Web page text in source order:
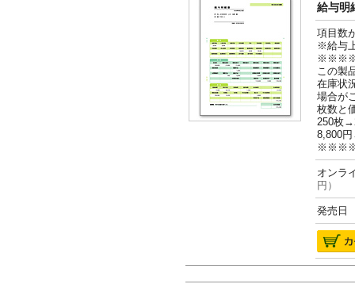
給与明
項目数
※給与
この製
在庫状
場合が
枚数と
250枚
8,800
オン
円）
発売日